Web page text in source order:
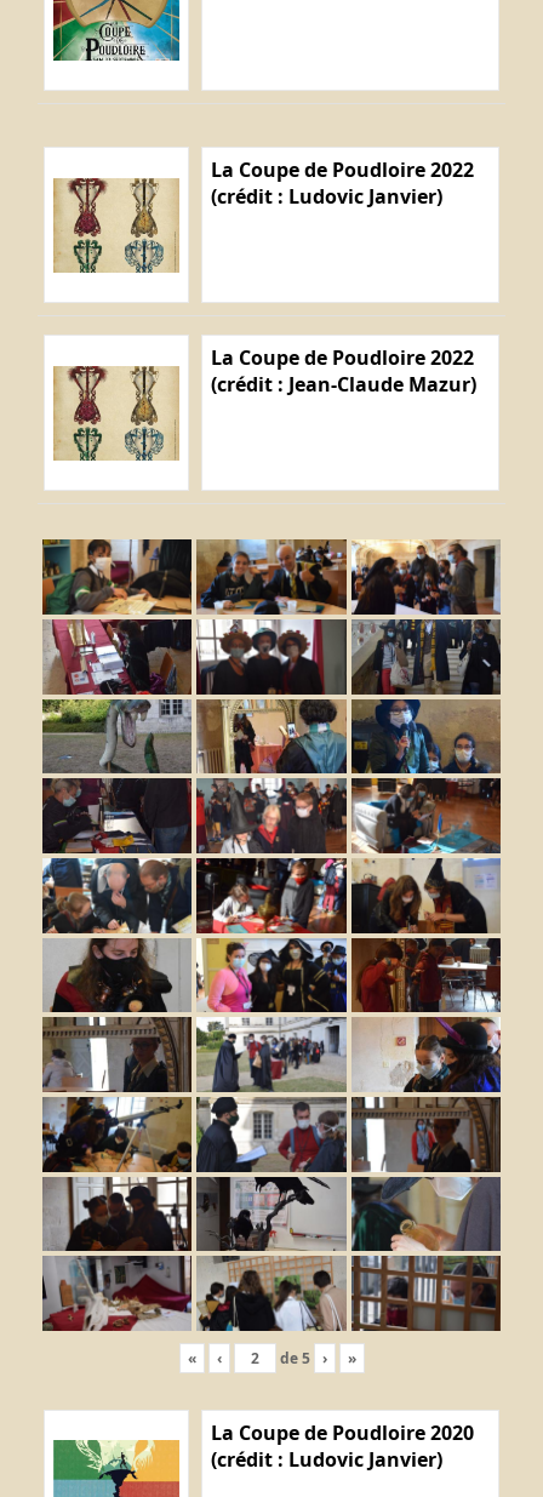
La Coupe de Poudloire 2022
(crédit : Ludovic Janvier)
La Coupe de Poudloire 2022
(crédit : Jean-Claude Mazur)
« ‹ de5 › »
La Coupe de Poudloire 2020
(crédit : Ludovic Janvier)